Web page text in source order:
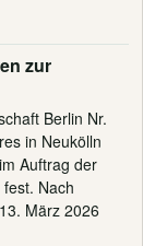
zur
Berlin Nr.
in Neukölln
Auftrag der
Nach
März 2026